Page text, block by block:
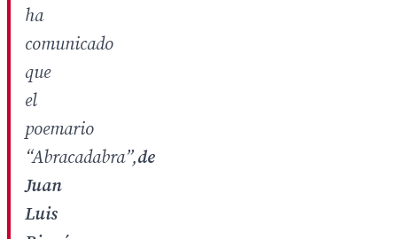
ha
comunicado
que
el
poemario
“Abracadabra”,de
Juan
Luis